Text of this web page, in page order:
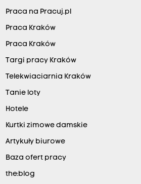
Praca na Pracuj.pl
Praca Kraków
Praca Kraków
Targi pracy Kraków
Telekwiaciarnia Kraków
Tanie loty
Hotele
Kurtki zimowe damskie
Artykuły biurowe
Baza ofert pracy
the:blog